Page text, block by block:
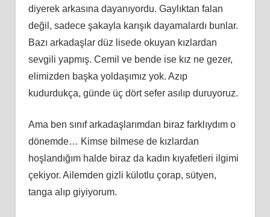
diyerek arkasına dayanıyordu. Gaylıktan falan
değil, sadece şakayla karışık dayamalardı bunlar.
Bazı arkadaşlar düz lisede okuyan kızlardan
sevgili yapmış. Cemil ve bende ise kız ne gezer,
elimizden başka yoldaşımız yok. Azıp
kudurdukça, günde üç dört sefer asılıp duruyoruz.
Ama ben sınıf arkadaşlarımdan biraz farklıydım o
dönemde… Kimse bilmese de kızlardan
hoşlandığım halde biraz da kadın kıyafetleri ilgimi
çekiyor. Ailemden gizli külotlu çorap, sütyen,
tanga alıp giyiyorum.